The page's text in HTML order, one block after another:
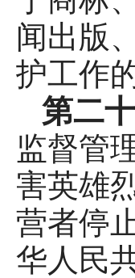
闻出版
护工作
第二
监督管
害英雄
营者停
华人民